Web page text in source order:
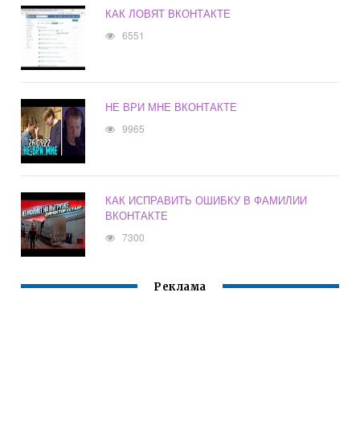
КАК ЛОВЯТ ВКОНТАКТЕ
6551
НЕ ВРИ МНЕ ВКОНТАКТЕ
9965
КАК ИСПРАВИТЬ ОШИБКУ В ФАМИЛИИ
ВКОНТАКТЕ
7300
Реклама